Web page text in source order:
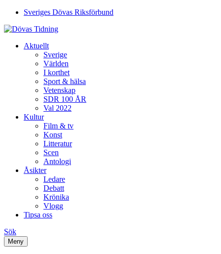
Sveriges Dövas Riksförbund
Aktuellt
Sverige
Världen
I korthet
Sport & hälsa
Vetenskap
SDR 100 ÅR
Val 2022
Kultur
Film & tv
Konst
Litteratur
Scen
Antologi
Åsikter
Ledare
Debatt
Krönika
Vlogg
Tipsa oss
Sök
Meny